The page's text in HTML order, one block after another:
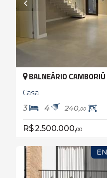
BALNEÁRIO
Casa
3 4 240,00
R$ 2.500.000,00